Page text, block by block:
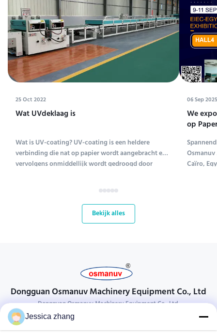
25 Oct 2022
Wat UVdeklaag is
Wat is UV-coating? UV-coating is een heldere
verbinding die nat op papier wordt aangebracht en
vervolgens onmiddellijk wordt gedroogd door
ultraviolet coating). Verschillende soorten
verbindingen worden gebruikt om papier te coaten;
06 Sep 2025
We
op
Caïro,
Bekijk alles
Dongguan Osmanuv Machinery Equipment Co., Ltd
Dongguan Osmanuv Machinery Equipment Co., Ltd.
Neem contact op.
Jessica zhang